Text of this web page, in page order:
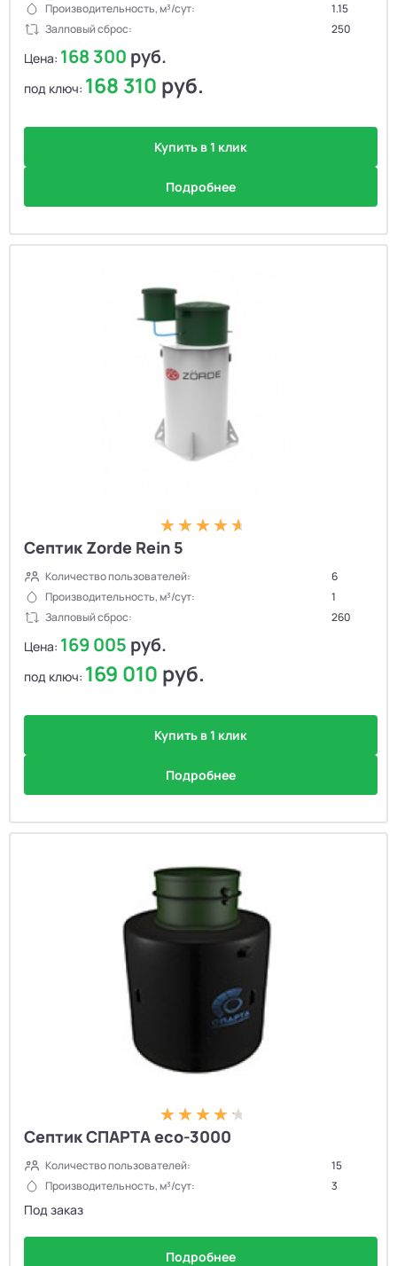
Производительность, м³/сут:
1.15
Залповый сброс:
250
Цена: 168 300 руб.
под ключ: 168 310 руб.
Купить в 1 клик
Подробнее
Септик Zorde Rein 5
Количество пользователей:
6
Производительность, м³/сут:
1
Залповый сброс:
260
Цена: 169 005 руб.
под ключ: 169 010 руб.
Купить в 1 клик
Подробнее
Септик СПАРТА eco-3000
Количество пользователей:
15
Производительность, м³/сут:
3
Под заказ
Подробнее